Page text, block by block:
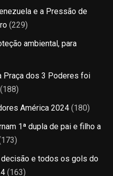
e a Pressão de
(229)
ambiental, para
Praça dos 3 Poderes foi
(188)
América 2024 (180)
1ª dupla de pai e filho a
e todos os gols do
(163)